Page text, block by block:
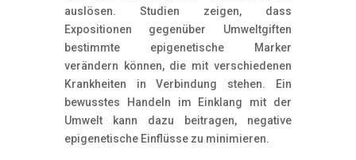
auslösen. Studien zeigen, dass
Expositionen gegenüber Umweltgiften
bestimmte epigenetische Marker
verändern können, die mit verschiedenen
Krankheiten in Verbindung stehen. Ein
bewusstes Handeln im Einklang mit der
Umwelt kann dazu beitragen, negative
epigenetische Einflüsse zu minimieren.